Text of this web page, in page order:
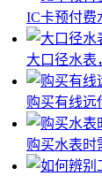
IC卡预付费
大口径水表
购买有线远
购买水表时